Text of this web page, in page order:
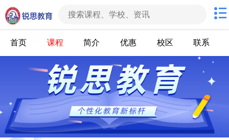
首页 课程 简介 优惠 校区 联系